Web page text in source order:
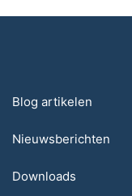
Blog artikelen
Nieuwsberichten
Downloads